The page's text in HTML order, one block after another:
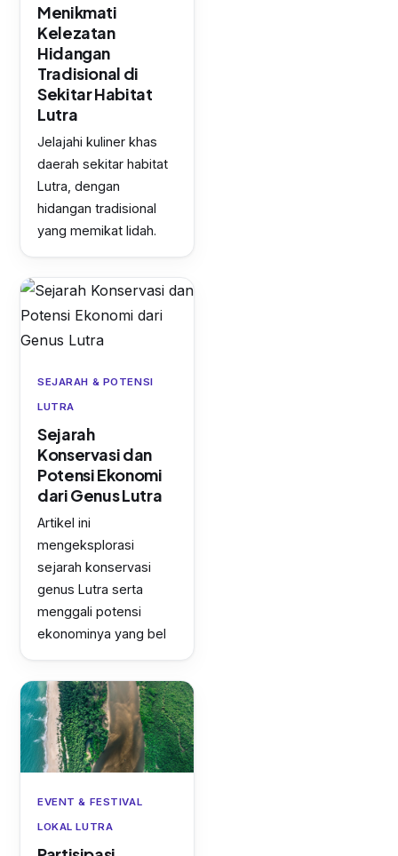
Menikmati
Kelezatan
Hidangan
Tradisional di
Sekitar Habitat
Lutra
Jelajahi kuliner khas
daerah sekitar habitat
Lutra, dengan
hidangan tradisional
yang memikat lidah.
SEJARAH & POTENSI
LUTRA
Sejarah
Konservasi dan
Potensi Ekonomi
dari Genus Lutra
Artikel ini
mengeksplorasi
sejarah konservasi
genus Lutra serta
menggali potensi
ekonominya yang bel
EVENT & FESTIVAL
LOKAL LUTRA